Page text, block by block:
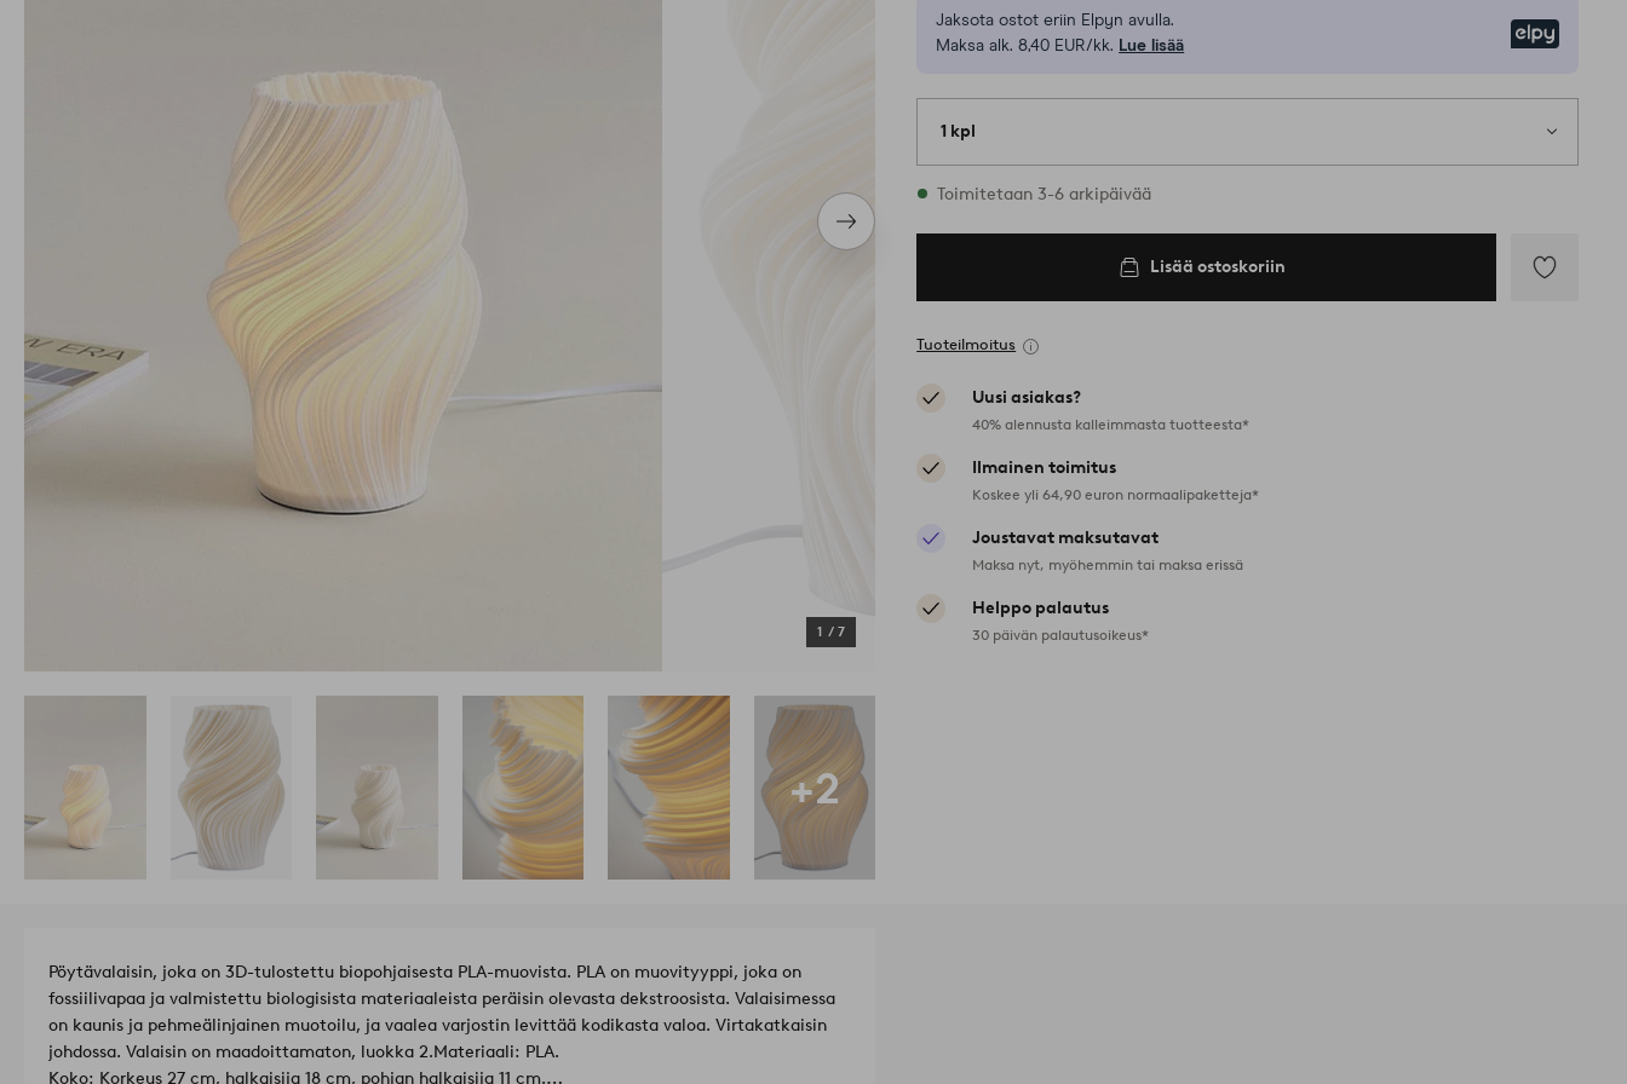
Seuraava
tuote
1 / 7
Jaksota ostot eriin Elpyn avulla.
Maksa alk. 8,40 EUR/kk. Lue lisää
1 kpl
Varastossa
Toimitetaan 3-6 arkipäivää
Lisää ostoskoriin
Tuoteilmoitus
Uusi asiakas?
40% alennusta kalleimmasta tuotteesta*
Ilmainen toimitus
Koskee yli 64,90 euron normaalipaketteja*
Joustavat maksutavat
Maksa nyt, myöhemmin tai maksa erissä
Helppo palautus
30 päivän palautusoikeus*
+2
Pöytävalaisin, joka on 3D-tulostettu biopohjaisesta PLA-muovista. PLA on muovityyppi, joka on
fossiilivapaa ja valmistettu biologisista materiaaleista peräisin olevasta dekstroosista. Valaisimessa
on kaunis ja pehmeälinjainen muotoilu, ja vaalea varjostin levittää kodikasta valoa. Virtakatkaisin
johdossa. Valaisin on maadoittamaton, luokka 2.Materiaali: PLA.
Koko: Korkeus 27 cm, halkaisija 18 cm, pohjan halkaisija 11 cm.